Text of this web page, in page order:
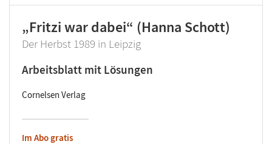
„Fritzi war dabei“ (Hanna Schott)
Der Herbst 1989 in Leipzig
Arbeitsblatt mit Lösungen
Cornelsen Verlag
Im Abo gratis